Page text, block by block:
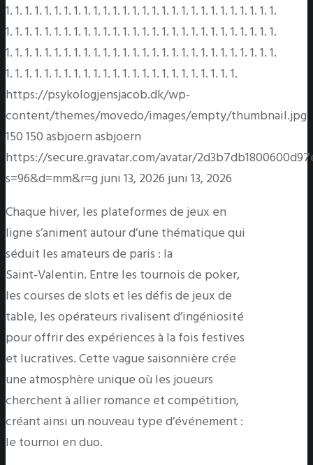
1. 1. 1. 1. 1. 1. 1. 1. 1. 1. 1. 1. 1. 1. 1. 1. 1. 1. 1. 1. 1. 1. 1. 1. 1. 1. 1. 1.
1. 1. 1. 1. 1. 1. 1. 1. 1. 1. 1. 1. 1. 1. 1. 1. 1. 1. 1. 1. 1. 1. 1. 1. 1. 1. 1. 1.
1. 1. 1. 1. 1. 1. 1. 1. 1. 1. 1. 1. 1. 1. 1. 1. 1. 1. 1. 1. 1. 1. 1. 1. 1. 1. 1. 1.
1. 1. 1. 1. 1. 1. 1. 1. 1. 1. 1. 1. 1. 1. 1. 1. 1. 1. 1. 1. 1. 1. 1. 1.
https://psykologjensjacob.dk/wp-
content/themes/movedo/images/empty/thumbnail.jpg
150150asbjoernasbjoern
https://secure.gravatar.com/avatar/
s=96&d=mm&r=gjuni 13, 2026juni 13, 2026
Chaque hiver, les plateformes de jeux en
ligne s’animent autour d’une thématique qui
séduit les amateurs de paris : la
Saint‑Valentin. Entre les tournois de poker,
les courses de slots et les défis de jeux de
table, les opérateurs rivalisent d’ingéniosité
pour offrir des expériences à la fois festives
et lucratives. Cette vague saisonnière crée
une atmosphère unique où les joueurs
cherchent à allier romance et compétition,
créant ainsi un nouveau type d’événement :
le tournoi en duo.